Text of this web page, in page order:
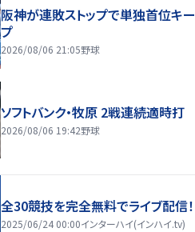
阪神が連敗ストップで単独首位キー
プ
2026/08/06 21:05野球
ソフトバンク・牧原 2戦連続適時打
2026/08/06 19:42野球
全30競技を完全無料でライブ配信！
2025/06/24 00:00インターハイ(インハイ.tv)